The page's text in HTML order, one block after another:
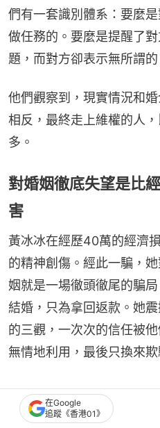
們有一套識別體系：要麼
做任務的。要麼是提醒了
題，而對方卻表示無所謂的
他們觀察到，現實情況和
相反，最終走上維權的人
多。
對婚姻徹底失望是比
害
黃冰冰在經歷40萬的經濟
的精神創傷。經此一騙，
姻就是一場徹頭徹尾的騙
結婚，只為拿回返款。她
的三觀，一次次的信任被
無情地利用，最後只換來欺
我那段時間心理
題，到現在提起
在Google
追蹤《香港01》